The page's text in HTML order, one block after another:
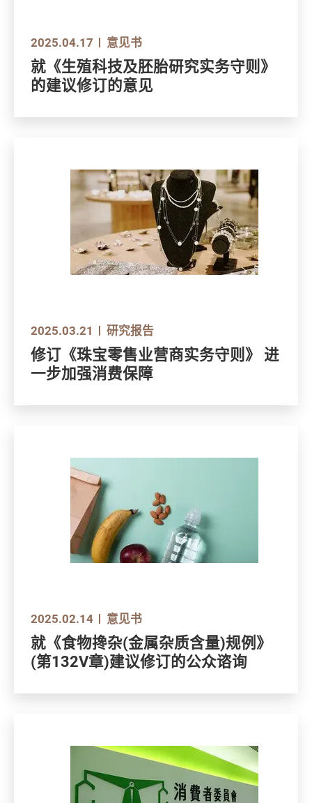
2025.04.17 意见书
就《生殖科技及胚胎研究实务守则》
的建议修订的意见
2025.03.21 研究报告
修订《珠宝零售业营商实务守则》 进
一步加强消费保障
2025.02.14 意见书
就《食物搀杂(金属杂质含量)规例》
(第132V章)建议修订的公众谘询